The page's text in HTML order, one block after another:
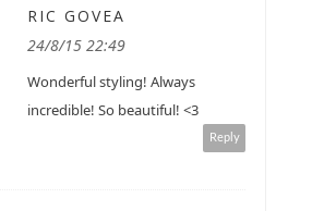
RIC GOVEA
24/8/15 22:49
Wonderful styling! Always
incredible! So beautiful! <3
Reply